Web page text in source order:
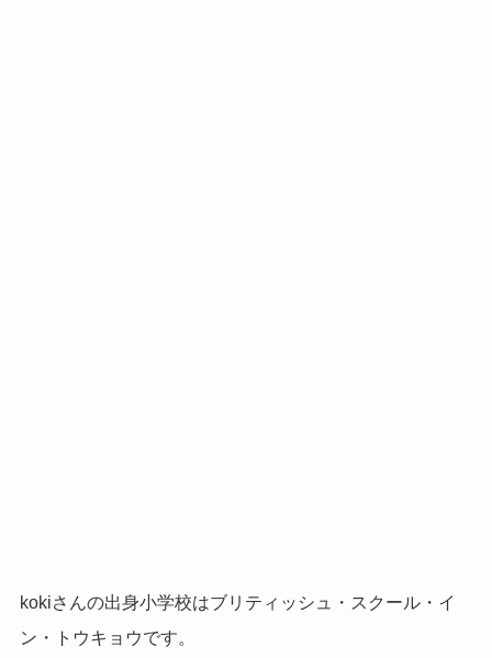
kokiさんの出身小学校はブリティッシュ・スクール・イ
ン・トウキョウです。